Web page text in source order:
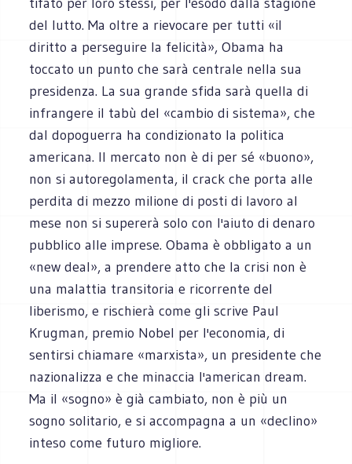
del lutto. Ma oltre a rievocare per tutti «il
diritto a perseguire la felicità», Obama ha
toccato un punto che sarà centrale nella sua
presidenza. La sua grande sfida sarà quella di
infrangere il tabù del «cambio di sistema», che
dal dopoguerra ha condizionato la politica
americana. Il mercato non è di per sé «buono»,
non si autoregolamenta, il crack che porta alle
perdita di mezzo milione di posti di lavoro al
mese non si supererà solo con l'aiuto di denaro
pubblico alle imprese. Obama è obbligato a un
«new deal», a prendere atto che la crisi non è
una malattia transitoria e ricorrente del
liberismo, e rischierà come gli scrive Paul
Krugman, premio Nobel per l'economia, di
sentirsi chiamare «marxista», un presidente che
nazionalizza e che minaccia l'american dream.
Ma il «sogno» è già cambiato, non è più un
sogno solitario, e si accompagna a un «declino»
inteso come futuro migliore.